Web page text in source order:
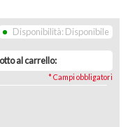
Disponibilità: Disponibile
al carrello:
* Campi obbligatori